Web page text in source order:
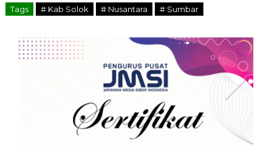
Tags # Kab Solok # Nusantara # Sumbar